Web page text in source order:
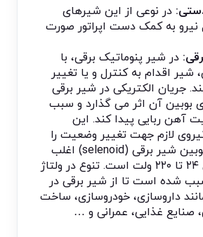
در نوعی از این شیرهای
نیرو به کمک دست اپراتور صورت
در شیر پنوماتیک برقی، با
شیر اقدام به کنترل و یا تغییر
جریان الکتریکی در شیر برقی
بوبین آن اثر می گذارد و سبب
آهن ربایی پیدا کند. این
لازم جهت تغییر وضعیت را
فراهم می کند. بوبین شیر برقی (selenoid) اغلب
دارای رنج ولتاژی ۲۴ تا ۲۲۰ ولت است. تنوع در ولتاژ
شده است تا از شیر برقی در
داروسازی، خودروسازی، ساخت
صنایع غذایی، عمرانی و …